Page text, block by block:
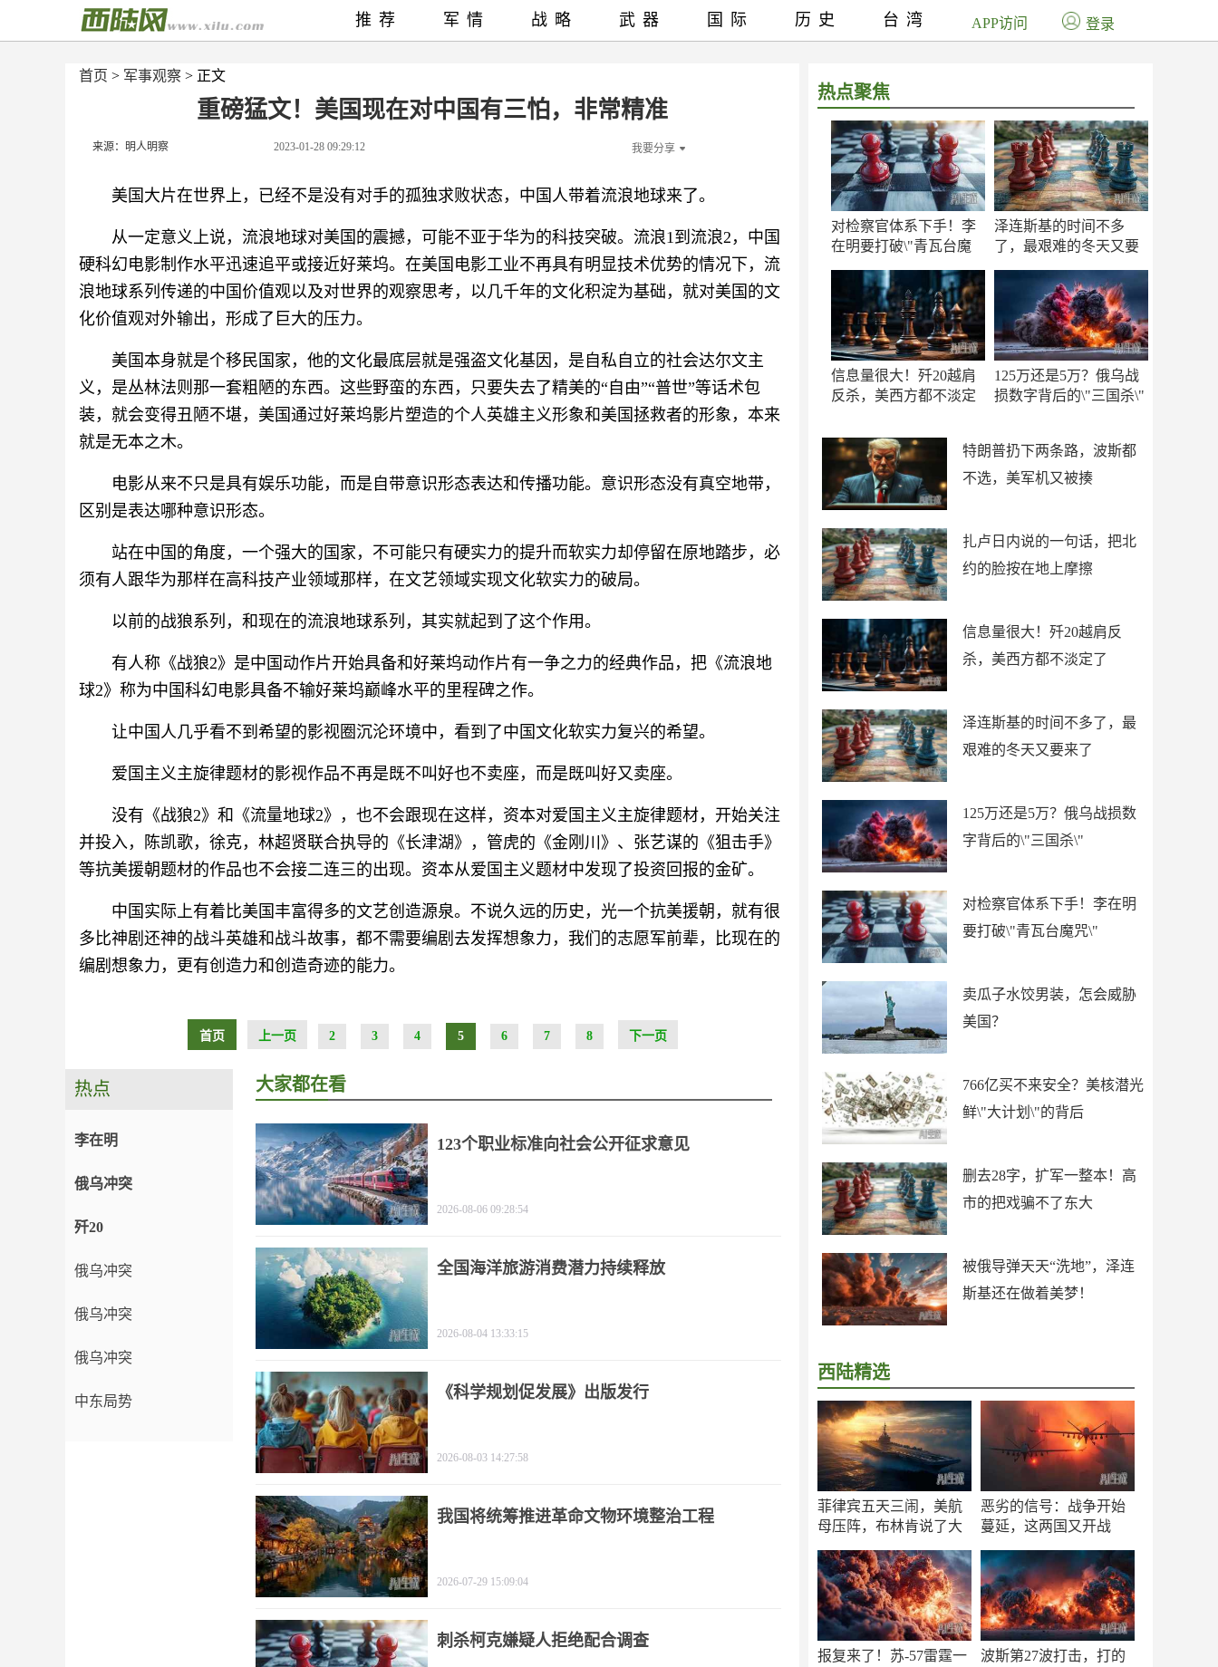
首页 > 军事观察 > 正文
重磅猛文！美国现在对中国有三怕，非常精准
来源：明人明察 2023-01-28 09:29:12 我要分享
美国大片在世界上，已经不是没有对手的孤独求败状态，中国人带着流浪地球来了。
从一定意义上说，流浪地球对美国的震撼，可能不亚于华为的科技突破。流浪1到流浪2，中国
硬科幻电影制作水平迅速追平或接近好莱坞。在美国电影工业不再具有明显技术优势的情况下，流
浪地球系列传递的中国价值观以及对世界的观察思考，以几千年的文化积淀为基础，就对美国的文
化价值观对外输出，形成了巨大的压力。
美国本身就是个移民国家，他的文化最底层就是强盗文化基因，是自私自立的社会达尔文主
义，是丛林法则那一套粗陋的东西。这些野蛮的东西，只要失去了精美的“自由”“普世”等话术包
装，就会变得丑陋不堪，美国通过好莱坞影片塑造的个人英雄主义形象和美国拯救者的形象，本来
就是无本之木。
电影从来不只是具有娱乐功能，而是自带意识形态表达和传播功能。意识形态没有真空地带，
区别是表达哪种意识形态。
站在中国的角度，一个强大的国家，不可能只有硬实力的提升而软实力却停留在原地踏步，必
须有人跟华为那样在高科技产业领域那样，在文艺领域实现文化软实力的破局。
以前的战狼系列，和现在的流浪地球系列，其实就起到了这个作用。
有人称《战狼2》是中国动作片开始具备和好莱坞动作片有一争之力的经典作品，把《流浪地
球2》称为中国科幻电影具备不输好莱坞巅峰水平的里程碑之作。
让中国人几乎看不到希望的影视圈沉沦环境中，看到了中国文化软实力复兴的希望。
爱国主义主旋律题材的影视作品不再是既不叫好也不卖座，而是既叫好又卖座。
没有《战狼2》和《流量地球2》，也不会跟现在这样，资本对爱国主义主旋律题材，开始关注
并投入，陈凯歌，徐克，林超贤联合执导的《长津湖》，管虎的《金刚川》、张艺谋的《狙击手》
等抗美援朝题材的作品也不会接二连三的出现。资本从爱国主义题材中发现了投资回报的金矿。
中国实际上有着比美国丰富得多的文艺创造源泉。不说久远的历史，光一个抗美援朝，就有很
多比神剧还神的战斗英雄和战斗故事，都不需要编剧去发挥想象力，我们的志愿军前辈，比现在的
编剧想象力，更有创造力和创造奇迹的能力。
首页 上一页 2 3 4 5 6 7 8 下一页
热点聚焦
对检察官体系下手！李
在明要打破\"青瓦台魔
泽连斯基的时间不多
了，最艰难的冬天又要
信息量很大！歼20越肩
反杀，美西方都不淡定
125万还是5万？俄乌战
损数字背后的\"三国杀\"
特朗普扔下两条路，波斯都
不选，美军机又被揍
扎卢日内说的一句话，把北
约的脸按在地上摩擦
信息量很大！歼20越肩反
杀，美西方都不淡定了
泽连斯基的时间不多了，最
艰难的冬天又要来了
125万还是5万？俄乌战损数
字背后的\"三国杀\"
对检察官体系下手！李在明
要打破\"青瓦台魔咒\"
卖瓜子水饺男装，怎会威胁
美国？
766亿买不来安全？美核潜光
鲜\"大计划\"的背后
删去28字，扩军一整本！高
市的把戏骗不了东大
被俄导弹天天“洗地”，泽连
斯基还在做着美梦！
西陆精选
菲律宾五天三闹，美航
母压阵，布林肯说了大
恶劣的信号：战争开始
蔓延，这两国又开战
报复来了！苏-57雷霆一
波斯第27波打击，打的
推荐 军情 战略 武器 国际 历史 台湾 APP访问 登录
热点
李在明
俄乌冲突
歼20
俄乌冲突
俄乌冲突
俄乌冲突
中东局势
大家都在看
123个职业标准向社会公开征求意见
2026-08-06 09:28:54
全国海洋旅游消费潜力持续释放
2026-08-04 13:33:15
《科学规划促发展》出版发行
2026-08-03 14:27:58
我国将统筹推进革命文物环境整治工程
2026-07-29 15:09:04
刺杀柯克嫌疑人拒绝配合调查